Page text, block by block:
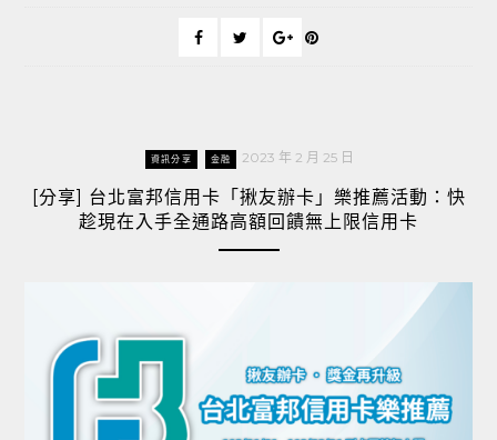
資訊分享 金融 2023 年 2 月 25 日
[分享] 台北富邦信用卡「揪友辦卡」樂推薦活動：快
趁現在入手全通路高額回饋無上限信用卡